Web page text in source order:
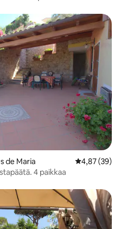
de Maria
4,87 (39)
4 paikkaa